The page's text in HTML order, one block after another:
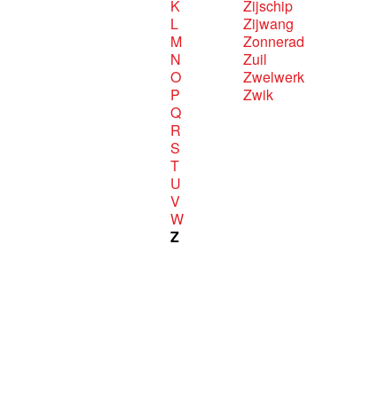
K
L
M
N
O
P
Q
R
S
T
U
V
W
Z
Zijschip
Zijwang
Zonnerad
Zuil
Zwelwerk
Zwik